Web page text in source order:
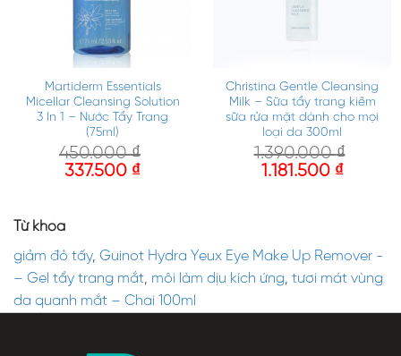
Martiderm Essentials
Micellar Cleansing Solution
3 In 1 – Nước Tẩy Trang
(75ml)
450.000₫
337.500 ₫
Christina Gentle Cleansing
Milk – Sữa tẩy trang kiêm
sữa rửa mặt dành cho mọi
loại da 300ml
1.390.000₫
1.181.500 ₫
Từ khóa
giảm đỏ tấy, Guinot Hydra Yeux Eye Make Up Remover -
– Gel tẩy trang mắt, môi làm dịu kích ứng, tươi mát vùng
da quanh mắt – Chai 100ml